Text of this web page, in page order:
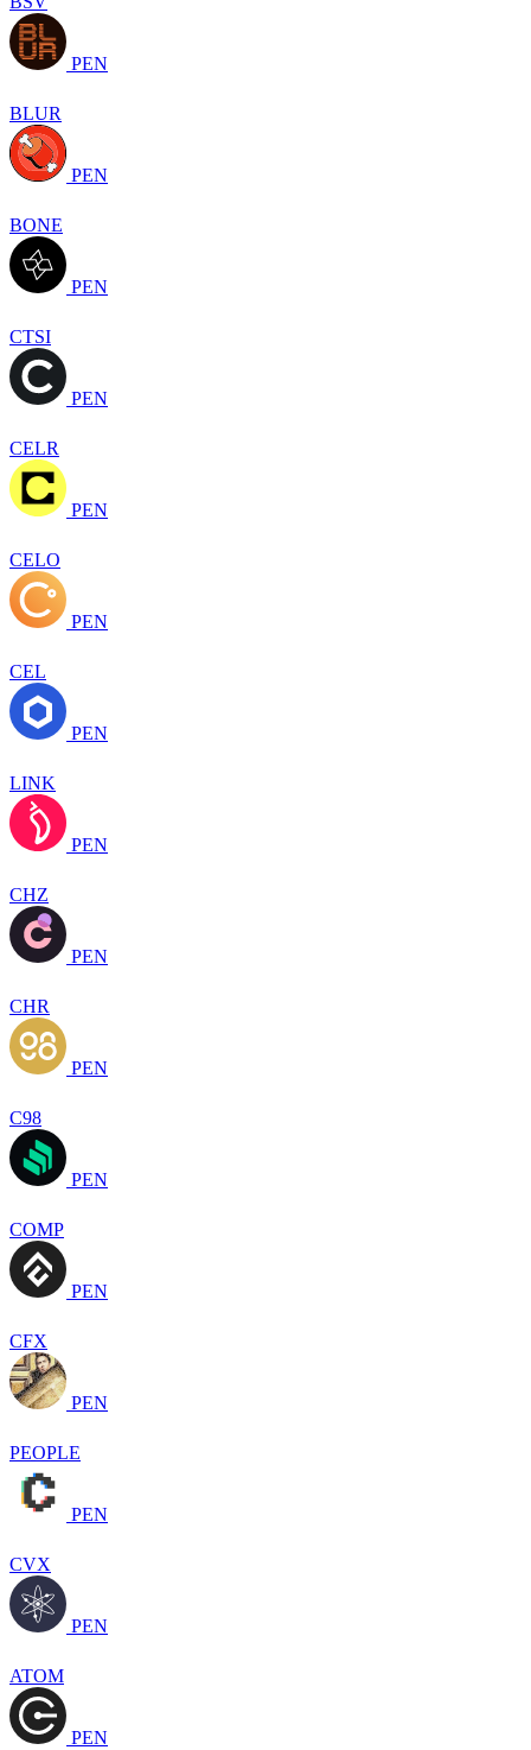
PEN
BLUR
PEN
BONE
PEN
CTSI
PEN
CELR
PEN
CELO
PEN
CEL
PEN
LINK
PEN
CHZ
PEN
CHR
PEN
C98
PEN
COMP
PEN
CFX
PEN
PEOPLE
PEN
CVX
PEN
ATOM
PEN